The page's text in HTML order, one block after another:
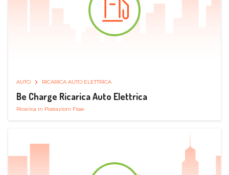
AUTO RICARICA AUTO ELETTRICA
Be Charge Ricarica Auto Elettrica
Ricarica in Postazioni Fisse